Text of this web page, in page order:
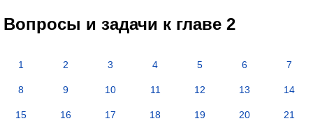
Вопросы и задачи к главе 2
1 2 3 4 5 6 7
8 9 10 11 12 13 14
15 16 17 18 19 20 21